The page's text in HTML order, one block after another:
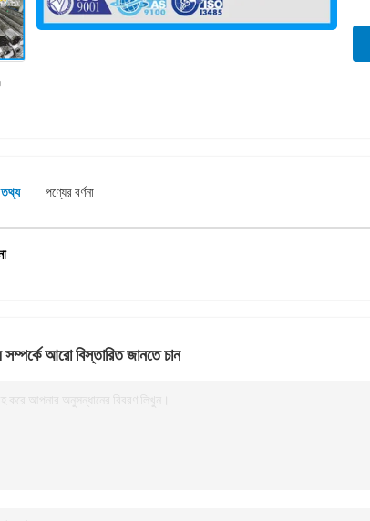
তথ্য পণ্যের বর্ণনা
আরো বিস্তারিত জানতে চান
করে আপনার অনুসন্ধানের বিবরণ লিখুন।